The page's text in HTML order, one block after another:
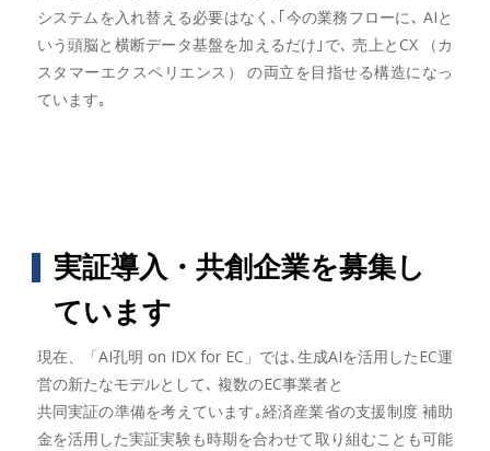
システムを入れ替える必要はなく､｢今の業務フローに､ AIと
いう頭脳と横断データ基盤を加えるだけ｣で､ 売上とCX （カ
スタマーエクスペリエンス） の両立を目指せる構造になっ
ています｡
実証導入・共創企業を募集し
ています
現在、「AI孔明 on IDX for EC」では､生成AIを活用したEC運
営の新たなモデルとして､ 複数のEC事業者と
共同実証の準備を考えています｡経済産業省の支援制度 補助
金を活用した実証実験も時期を合わせて取り組むことも可能